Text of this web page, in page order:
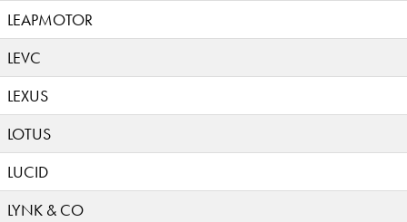
LEAPMOTOR
LEVC
LEXUS
LOTUS
LUCID
LYNK & CO